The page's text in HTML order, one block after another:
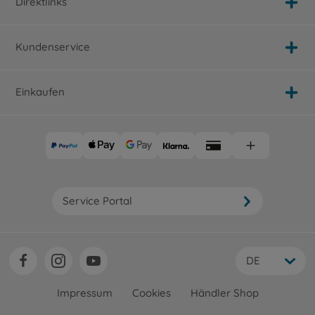
Kundenservice
Einkaufen
Service Portal
DE
Impressum Cookies Händler Shop